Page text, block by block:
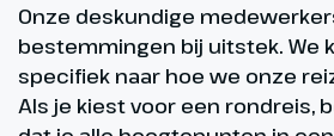
Onze deskundige
bestemmingen bij uitstek. We
specifiek naar hoe we onze
Als je kiest voor een rondreis,